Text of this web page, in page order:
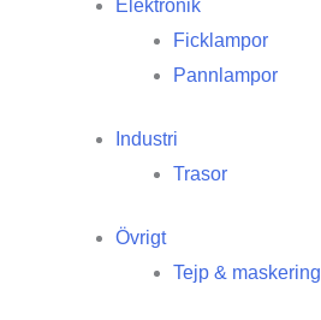
Elektronik
Ficklampor
Pannlampor
Industri
Trasor
Övrigt
Tejp & maskering